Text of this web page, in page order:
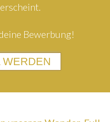
Bewerbung!
WERDEN